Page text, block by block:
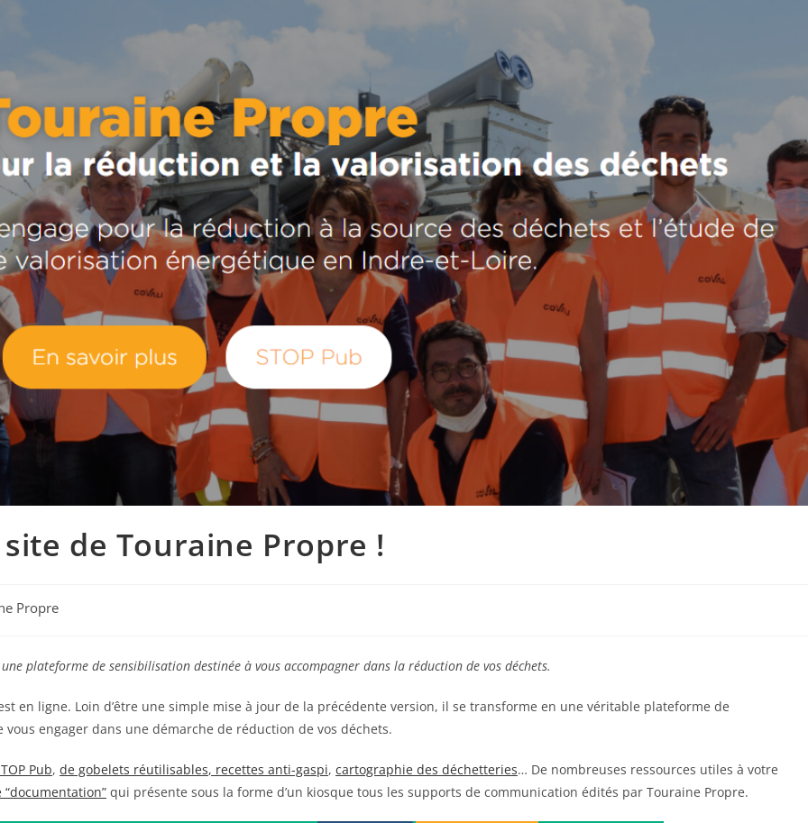
de Touraine Propre !
Propre
plateforme de sensibilisation destinée à vous accompagner dans la réduction de vos déchets.
en ligne. Loin d’être une simple mise à jour de la précédente version, il se transforme en une véritable plateforme de
engager dans une démarche de réduction de vos déchets.
Pub, de gobelets réutilisables, recettes anti-gaspi, cartographie des déchetteries… De nombreuses ressources utiles à votre
qui présente sous la forme d’un kiosque tous les supports de communication édités par Touraine Propre.